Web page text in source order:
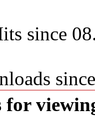
since
for